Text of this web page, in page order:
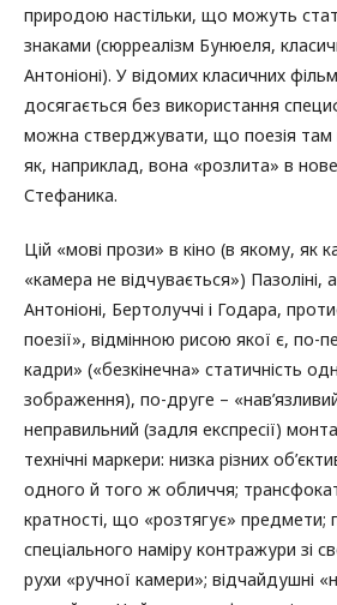
природою настільки, що можуть
знаками (сюрреалізм Бунюеля,
Антоніоні). У відомих класичних
досягається без використання
можна стверджувати, що поезія там
як, наприклад, вона «розлита» в
Стефаника.
Цій «мові прози» в кіно (в якому, як
«камера не відчувається») Пазоліні,
Антоніоні, Бертолуччі і Годара,
поезії», відмінною рисою якої є, по-
кадри» («безкінечна» статичність
зображення), по-друге –
неправильний (задля експресії)
технічні маркери: низка різних
одного й того ж обличчя;
кратності, що «розтягує» предмети;
спеціального наміру контражури зі
рухи «ручної камери»; відчайдушні